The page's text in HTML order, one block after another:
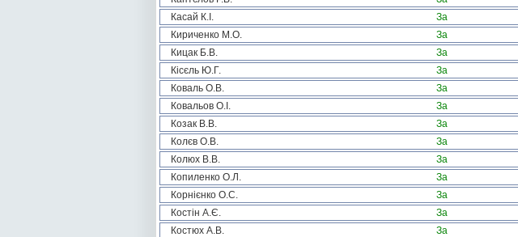
Касай К.І.
За
Кириченко М.О.
За
Кицак Б.В.
За
Кісєль Ю.Г.
За
Коваль О.В.
За
Ковальов О.І.
За
Козак В.В.
За
Колєв О.В.
За
Колюх В.В.
За
Копиленко О.Л.
За
Корнієнко О.С.
За
Костін А.Є.
За
Костюх А.В.
За